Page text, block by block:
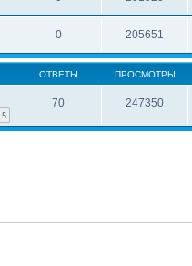
0 205651
ОТВЕТЫ ПРОСМОТРЫ
5
70 247350